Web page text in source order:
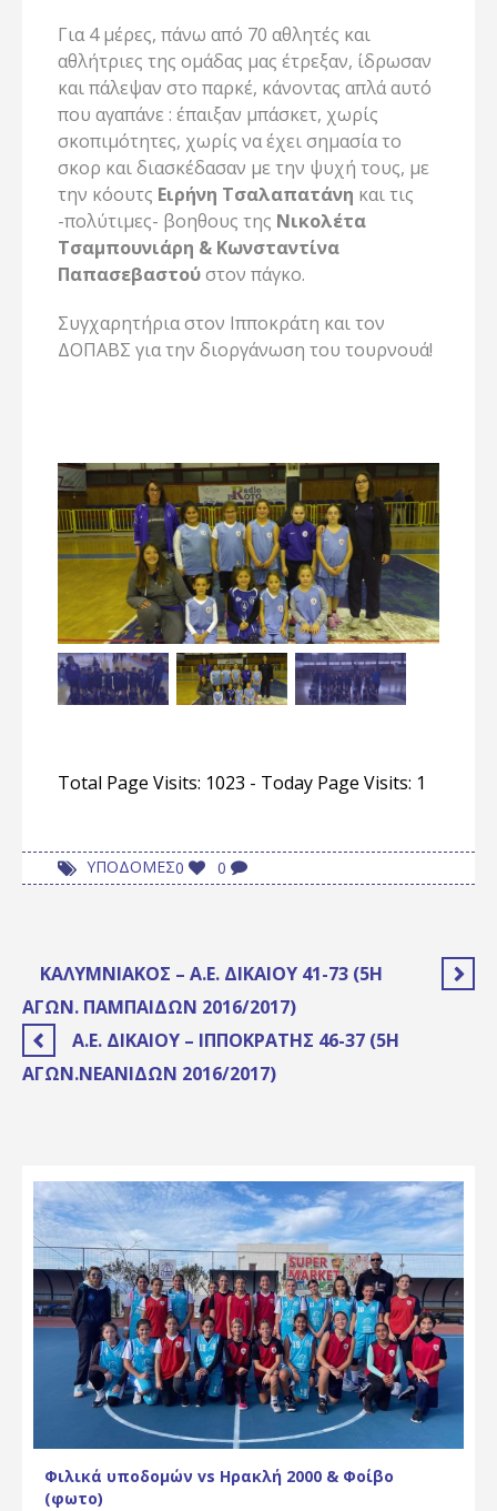
Για 4 μέρες, πάνω από 70 αθλητές και
αθλήτριες της ομάδας μας έτρεξαν, ίδρωσαν
και πάλεψαν στο παρκέ, κάνοντας απλά αυτό
που αγαπάνε : έπαιξαν μπάσκετ, χωρίς
σκοπιμότητες, χωρίς να έχει σημασία το
σκορ και διασκέδασαν με την ψυχή τους, με
την κόουτς Ειρήνη Τσαλαπατάνη και τις
-πολύτιμες- βοηθους της Νικολέτα
Τσαμπουνιάρη & Κωνσταντίνα
Παπασεβαστούστον πάγκο.
Συγχαρητήρια στον Ιπποκράτη και τον
ΔΟΠΑΒΣ για την διοργάνωση του τουρνουά!
Total Page Visits: 1023 - Today Page Visits: 1
0
0
ΥΠΟΔΟΜΕΣ
ΚΑΛΥΜΝΙΑΚΌΣ – Α.Ε. ΔΙΚΑΊΟΥ 41-73 (5Η
ΑΓΩΝ. ΠΑΜΠΑΊΔΩΝ 2016/2017)
Α.Ε. ΔΙΚΑΊΟΥ – ΙΠΠΟΚΡΆΤΗΣ 46-37 (5Η
ΑΓΩΝ.ΝΕΑΝΊΔΩΝ 2016/2017)
Φιλικά υποδομών vs Ηρακλή 2000 & Φοίβο
(φωτο)